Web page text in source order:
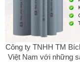
Công ty TNHH TM
Việt Nam với những